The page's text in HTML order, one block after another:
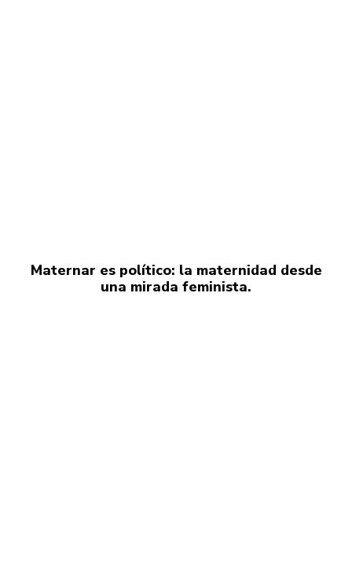
Maternar es político: la maternidad desde
una mirada feminista.